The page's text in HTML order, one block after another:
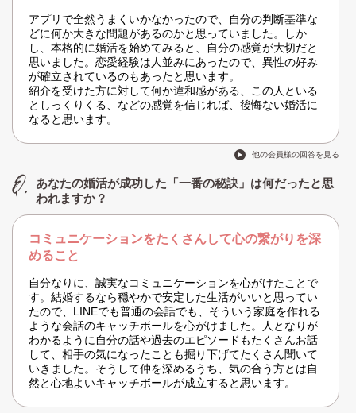
アプリで全然うまくいかなかったので、自分の判断基準な
どに何か大きな問題があるのかと思っていました。しか
し、本格的に婚活を始めてみると、自分の感覚が大切だと
思いました。恋愛経験は人並みにあったので、異性の好み
が確立されているのもあったと思います。
紹介を受けた方に対して何か違和感がある、この人といる
としっくりくる、などの感覚を信じれば、後悔ない婚活に
なると思います。
他の会員様の回答を見る
あなたの婚活が成功した「一番の秘訣」は何だったと思
われますか？
コミュニケーションをたくさんして心の繋がりを深
めること
自分なりに、誠実なコミュニケーションを心がけたことで
す。結婚するなら穏やかで安定した生活がいいと思ってい
たので、LINEでも普通の会話でも、そういう家庭を作れる
ような会話のキャッチボールを心がけました。人となりが
わかるように自分の話や過去のエピソードもたくさんお話
して、相手の気になったことも掘り下げてたくさん聞いて
いきました。そうして仲を深めるうち、気の合う方とは自
然と心地よいキャッチボールが成立すると思います。